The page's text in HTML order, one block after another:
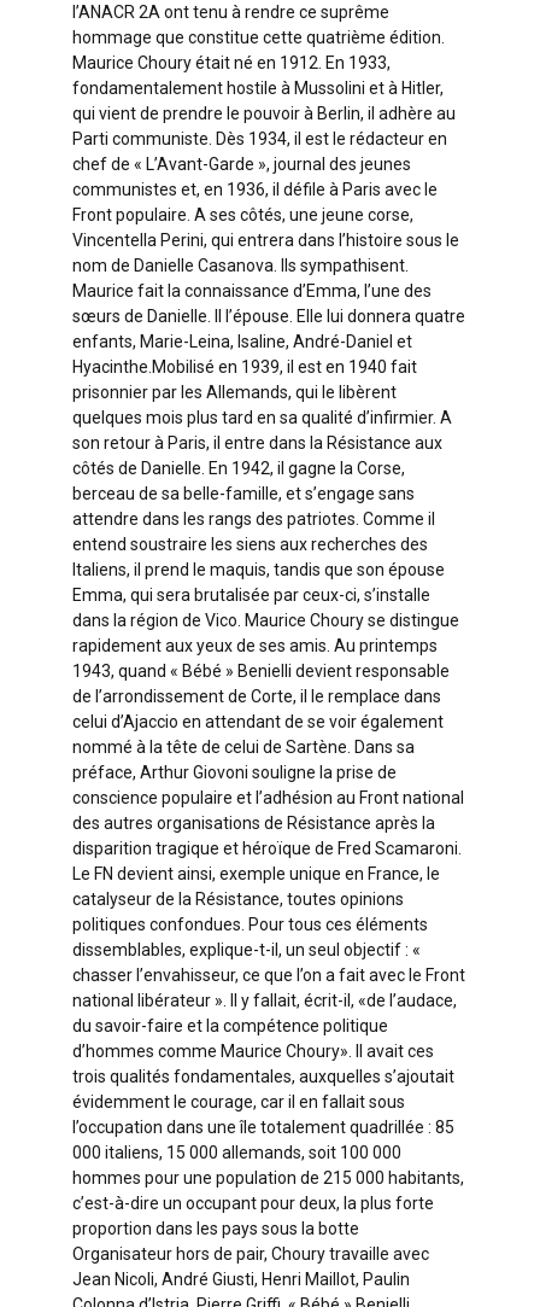
l’ANACR 2A ont tenu à rendre ce suprême
hommage que constitue cette quatrième édition.
Maurice Choury était né en 1912. En 1933,
fondamentalement hostile à Mussolini et à Hitler,
qui vient de prendre le pouvoir à Berlin, il adhère au
Parti communiste. Dès 1934, il est le rédacteur en
chef de « L’Avant-Garde », journal des jeunes
communistes et, en 1936, il défile à Paris avec le
Front populaire. A ses côtés, une jeune corse,
Vincentella Perini, qui entrera dans l’histoire sous le
nom de Danielle Casanova. Ils sympathisent.
Maurice fait la connaissance d’Emma, l’une des
sœurs de Danielle. Il l’épouse. Elle lui donnera quatre
enfants, Marie-Leina, Isaline, André-Daniel et
Hyacinthe.Mobilisé en 1939, il est en 1940 fait
prisonnier par les Allemands, qui le libèrent
quelques mois plus tard en sa qualité d’infirmier. A
son retour à Paris, il entre dans la Résistance aux
côtés de Danielle. En 1942, il gagne la Corse,
berceau de sa belle-famille, et s’engage sans
attendre dans les rangs des patriotes. Comme il
entend soustraire les siens aux recherches des
Italiens, il prend le maquis, tandis que son épouse
Emma, qui sera brutalisée par ceux-ci, s’installe
dans la région de Vico. Maurice Choury se distingue
rapidement aux yeux de ses amis. Au printemps
1943, quand « Bébé » Benielli devient responsable
de l’arrondissement de Corte, il le remplace dans
celui d’Ajaccio en attendant de se voir également
nommé à la tête de celui de Sartène. Dans sa
préface, Arthur Giovoni souligne la prise de
conscience populaire et l’adhésion au Front national
des autres organisations de Résistance après la
disparition tragique et héroïque de Fred Scamaroni.
Le FN devient ainsi, exemple unique en France, le
catalyseur de la Résistance, toutes opinions
politiques confondues. Pour tous ces éléments
dissemblables, explique-t-il, un seul objectif : «
chasser l’envahisseur, ce que l’on a fait avec le Front
national libérateur ». Il y fallait, écrit-il, «de l’audace,
du savoir-faire et la compétence politique
d’hommes comme Maurice Choury». Il avait ces
trois qualités fondamentales, auxquelles s’ajoutait
évidemment le courage, car il en fallait sous
l’occupation dans une île totalement quadrillée : 85
000 italiens, 15 000 allemands, soit 100 000
hommes pour une population de 215 000 habitants,
c’est-à-dire un occupant pour deux, la plus forte
proportion dans les pays sous la botte
Organisateur hors de pair, Choury travaille avec
Jean Nicoli, André Giusti, Henri Maillot, Paulin